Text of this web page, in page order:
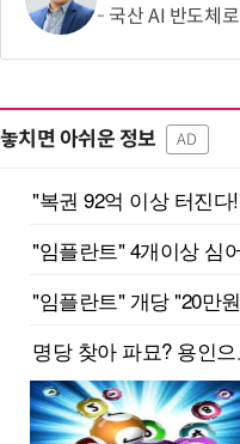
국산 AI 반도체로
놓치면 아쉬운 정보 AD